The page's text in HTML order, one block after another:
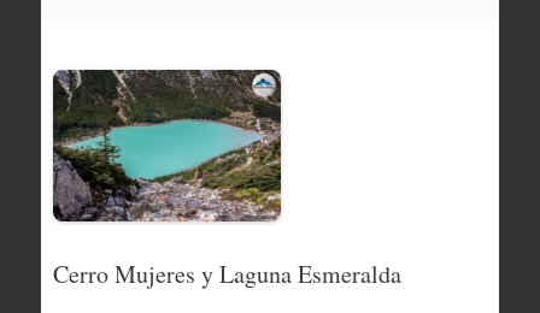
Cerro Mujeres y Laguna Esmeralda